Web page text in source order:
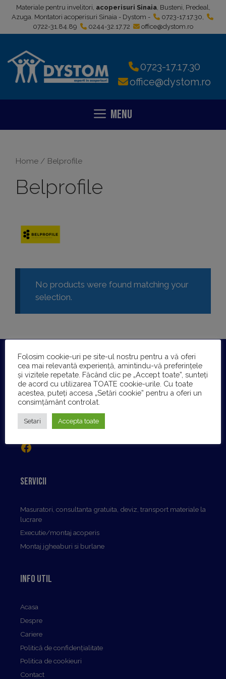
Materiale pentru invelitori, acoperisuri Sinaia, Busteni, Predeal,
Azuga. Montatori acoperisuri Sinaia - Dystom -
0723-17.17.30,
0722-31.84.89
0244-32.17.72 office@dystom.ro
0723-17.17.30
office@dystom.ro
Menu
Home / Belprofile
Belprofile
No products were found matching your
selection.
DYSTOM SRL
Reg. com.: J29/152/2001
CIF: RO13708450
Bld. Libertatii, Nr.218 Busteni, Judet: Prahova
office@dystom.ro
Facebook
Servicii
Masuratori, consultanta gratuita, deviz, transport materiale la
lucrare
Executie/montaj acoperis
Montaj jgheaburi si burlane
Info util
Acasa
Despre
Cariere
Politică de confidențialitate
Politica de cookieuri
Contact
Folosim cookie-uri pe site-ul nostru pentru a vă oferi
cea mai relevantă experiență, amintindu-vă preferințele
și vizitele repetate. Făcând clic pe „Accept toate”, sunteți
de acord cu utilizarea TOATE cookie-urile. Cu toate
acestea, puteți accesa „Setări cookie” pentru a oferi un
consimțământ controlat.
Setari Accepta toate